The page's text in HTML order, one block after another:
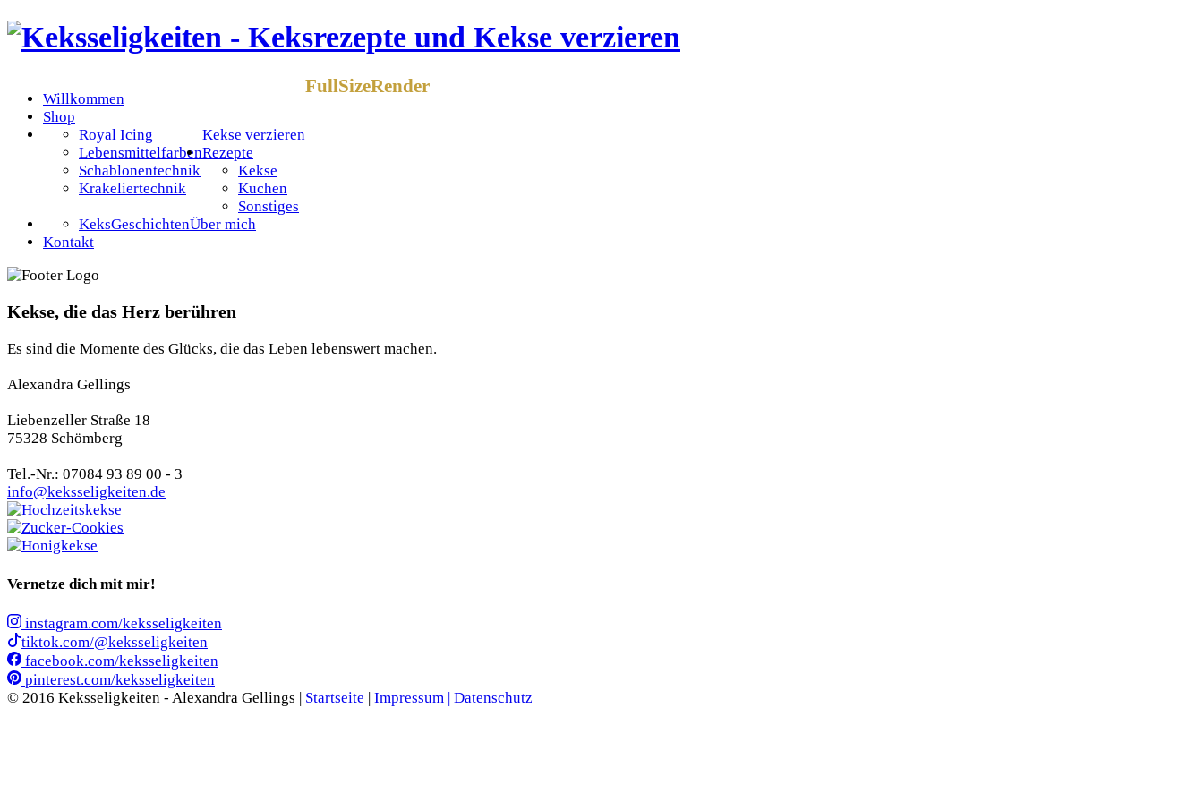
Willkommen
Shop
Kekse verzieren
Royal Icing
Lebensmittelfarben
Schablonentechnik
Krakeliertechnik
Rezepte
Kekse
Kuchen
Sonstiges
Über mich
KeksGeschichten
Kontakt
FullSizeRender
Kekse, die das Herz berühren
Es sind die Momente des Glücks, die das Leben lebenswert machen.
Alexandra Gellings
Liebenzeller Straße 18
75328 Schömberg
Tel.-Nr.: 07084 93 89 00 - 3
info@keksseligkeiten.de
Vernetze dich mit mir!
instagram.com/keksseligkeiten
tiktok.com/@keksseligkeiten
facebook.com/keksseligkeiten
pinterest.com/keksseligkeiten
© 2016 Keksseligkeiten - Alexandra Gellings | Startseite | Impressum | Datenschutz